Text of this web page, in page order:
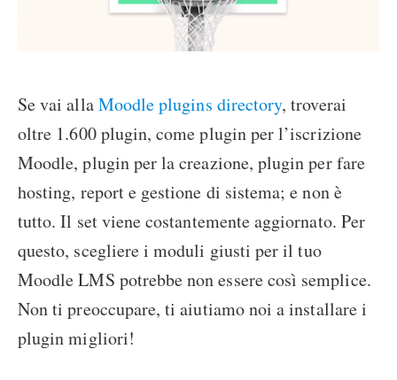
Se vai allaMoodle plugins directory, troverai
oltre 1.600 plugin, come plugin per l’iscrizione
Moodle, plugin per la creazione, plugin per fare
hosting, report e gestione di sistema; e non è
tutto. Il set viene costantemente aggiornato. Per
questo, scegliere i moduli giusti per il tuo
Moodle LMS potrebbe non essere così semplice.
Non ti preoccupare, ti aiutiamo noi a installare i
plugin migliori!